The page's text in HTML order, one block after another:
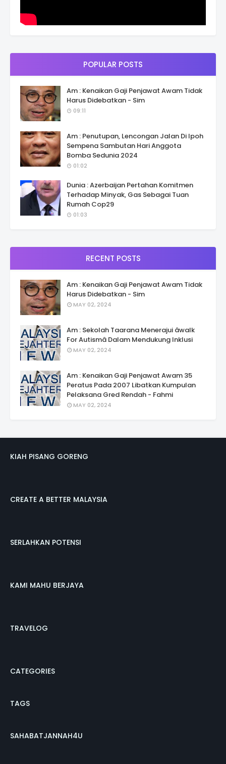
POPULAR POSTS
Am : Kenaikan Gaji Penjawat Awam Tidak
Harus Didebatkan - Sim
09:11
Am : Penutupan, Lencongan Jalan Di Ipoh
Sempena Sambutan Hari Anggota
Bomba Sedunia 2024
01:02
Dunia : Azerbaijan Pertahan Komitmen
Terhadap Minyak, Gas Sebagai Tuan
Rumah Cop29
01:03
RECENT POSTS
Am : Kenaikan Gaji Penjawat Awam Tidak
Harus Didebatkan - Sim
MAY 02, 2024
Am : Sekolah Taarana Menerajui âwalk
For Autismâ Dalam Mendukung Inklusi
MAY 02, 2024
Am : Kenaikan Gaji Penjawat Awam 35
Peratus Pada 2007 Libatkan Kumpulan
Pelaksana Gred Rendah - Fahmi
MAY 02, 2024
KIAH PISANG GORENG
CREATE A BETTER MALAYSIA
SERLAHKAN POTENSI
KAMI MAHU BERJAYA
TRAVELOG
CATEGORIES
TAGS
SAHABATJANNAH4U